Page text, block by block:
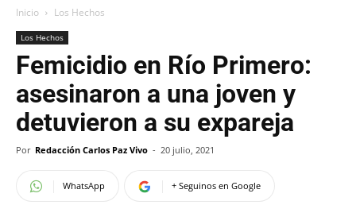
Inicio Los Hechos
Los Hechos
Femicidio en Río Primero:
asesinaron a una joven y
detuvieron a su expareja
Por Redacción Carlos Paz Vivo - 20 julio, 2021
WhatsApp + Seguinos en Google